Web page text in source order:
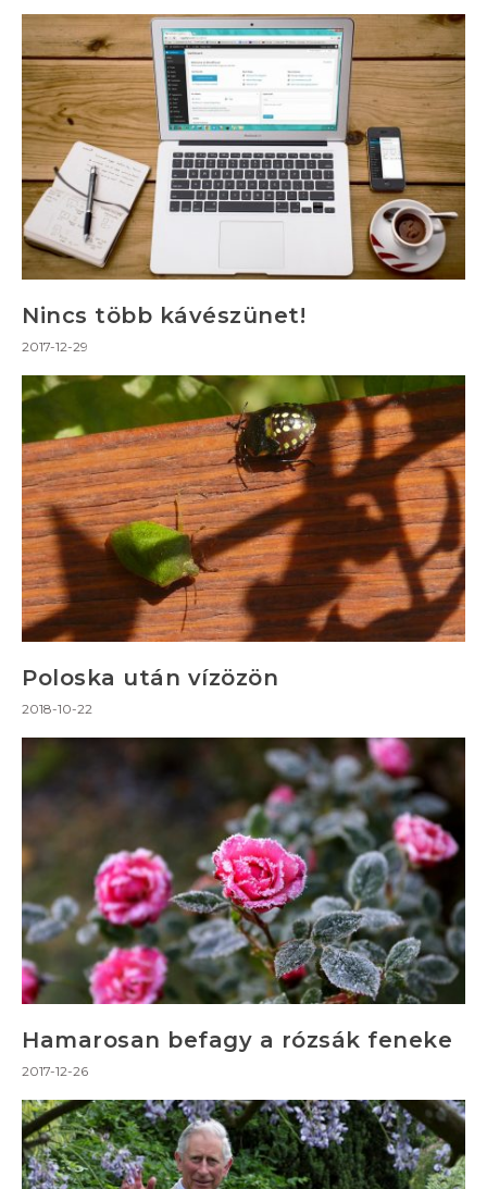
Nincs több kávészünet!
2017-12-29
Poloska után vízözön
2018-10-22
Hamarosan befagy a rózsák feneke
2017-12-26